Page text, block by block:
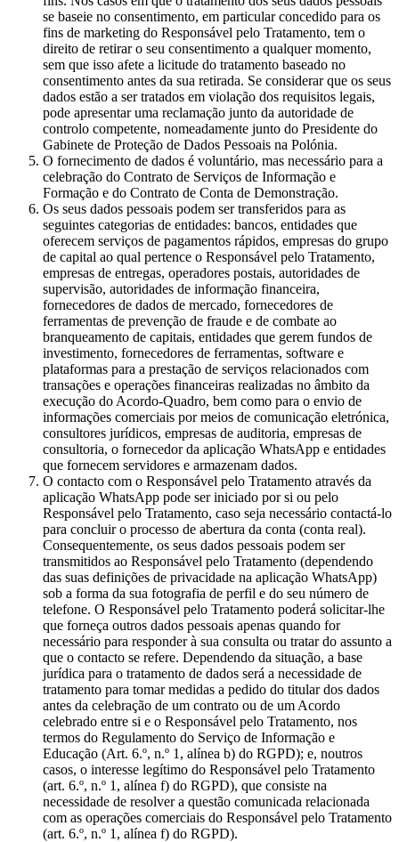
se baseie no consentimento, em particular concedido para os
fins de marketing do Responsável pelo Tratamento, tem o
direito de retirar o seu consentimento a qualquer momento,
sem que isso afete a licitude do tratamento baseado no
consentimento antes da sua retirada. Se considerar que os seus
dados estão a ser tratados em violação dos requisitos legais,
pode apresentar uma reclamação junto da autoridade de
controlo competente, nomeadamente junto do Presidente do
Gabinete de Proteção de Dados Pessoais na Polónia.
O fornecimento de dados é voluntário, mas necessário para a
celebração do Contrato de Serviços de Informação e
Formação e do Contrato de Conta de Demonstração.
Os seus dados pessoais podem ser transferidos para as
seguintes categorias de entidades: bancos, entidades que
oferecem serviços de pagamentos rápidos, empresas do grupo
de capital ao qual pertence o Responsável pelo Tratamento,
empresas de entregas, operadores postais, autoridades de
supervisão, autoridades de informação financeira,
fornecedores de dados de mercado, fornecedores de
ferramentas de prevenção de fraude e de combate ao
branqueamento de capitais, entidades que gerem fundos de
investimento, fornecedores de ferramentas, software e
plataformas para a prestação de serviços relacionados com
transações e operações financeiras realizadas no âmbito da
execução do Acordo-Quadro, bem como para o envio de
informações comerciais por meios de comunicação eletrónica,
consultores jurídicos, empresas de auditoria, empresas de
consultoria, o fornecedor da aplicação WhatsApp e entidades
que fornecem servidores e armazenam dados.
O contacto com o Responsável pelo Tratamento através da
aplicação WhatsApp pode ser iniciado por si ou pelo
Responsável pelo Tratamento, caso seja necessário contactá-lo
para concluir o processo de abertura da conta (conta real).
Consequentemente, os seus dados pessoais podem ser
transmitidos ao Responsável pelo Tratamento (dependendo
das suas definições de privacidade na aplicação WhatsApp)
sob a forma da sua fotografia de perfil e do seu número de
telefone. O Responsável pelo Tratamento poderá solicitar-lhe
que forneça outros dados pessoais apenas quando for
necessário para responder à sua consulta ou tratar do assunto a
que o contacto se refere. Dependendo da situação, a base
jurídica para o tratamento de dados será a necessidade de
tratamento para tomar medidas a pedido do titular dos dados
antes da celebração de um contrato ou de um Acordo
celebrado entre si e o Responsável pelo Tratamento, nos
termos do Regulamento do Serviço de Informação e
Educação (Art. 6.º, n.º 1, alínea b) do RGPD); e, noutros
casos, o interesse legítimo do Responsável pelo Tratamento
(art. 6.º, n.º 1, alínea f) do RGPD), que consiste na
necessidade de resolver a questão comunicada relacionada
com as operações comerciais do Responsável pelo Tratamento
(art. 6.º, n.º 1, alínea f) do RGPD).